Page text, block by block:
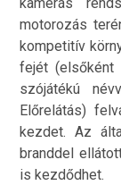
motorozás
kompetitív
fejét (elsőként
szójátékú
Előrelátás)
kezdet. Az
branddel
is kezdődhet.